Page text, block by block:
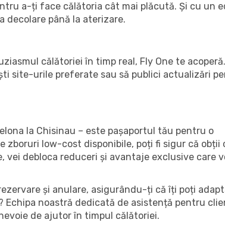
a-ți face călătoria cât mai plăcută. Și cu un
decolare până la aterizare.
călătoriei în timp real, Fly One te
site-urile preferate sau să publici actualizări
la Chisinau – este pașaportul tău pentru o
low-cost disponibile, poți fi sigur că obții
vei debloca reduceri și avantaje exclusive care
și anulare, asigurându-ți că îți poți
Echipa noastră dedicată de asistență pentru
de ajutor în timpul călătoriei.